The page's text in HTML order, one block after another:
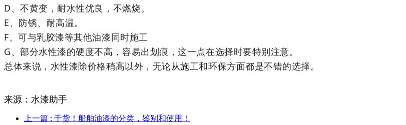
D、不黄变，耐水性优良，不燃烧。
E、防锈、耐高温。
F、可与乳胶漆等其他油漆同时施工
G、部分水性漆的硬度不高，容易出划痕，这一点在选择时要特别注意。
总体来说，水性漆除价格稍高以外，无论从施工和环保方面都是不错的选择。
来源：水漆助手
上一篇 : 干货！船舶油漆的分类，鉴别和使用！